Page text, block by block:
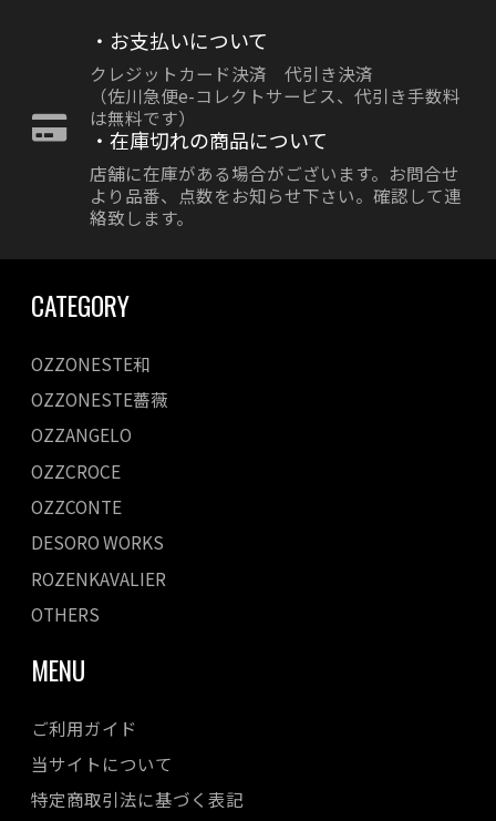
・お支払いについて
クレジットカード決済 代引き決済
（佐川急便e-コレクトサービス、代引き手数料
は無料です）
・在庫切れの商品について
店舗に在庫がある場合がございます。お問合せ
より品番、点数をお知らせ下さい。確認して連
絡致します。
CATEGORY
OZZONESTE和
OZZONESTE薔薇
OZZANGELO
OZZCROCE
OZZCONTE
DESORO WORKS
ROZENKAVALIER
OTHERS
MENU
ご利用ガイド
当サイトについて
特定商取引法に基づく表記